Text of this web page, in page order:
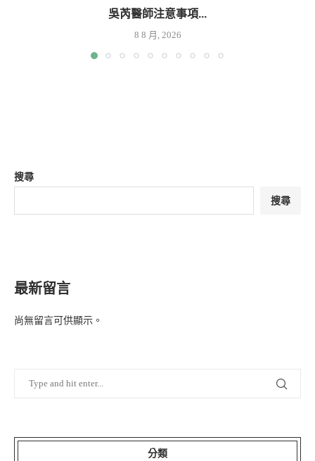
吳芮醫師注意事項...
8 8 月, 2026
搜尋
搜尋
最新留言
尚無留言可供顯示。
分類